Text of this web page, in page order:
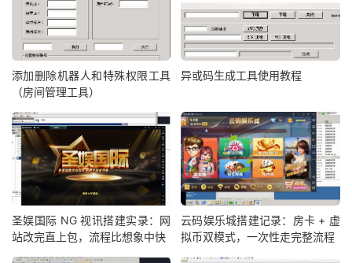
添加删除机器人和特殊权限工具
（房间管理工具）
异或码生成工具使用教程
圣娱国际 NG 视讯搭建实录：网
站改完直上包，流程比想象中快
云码娱乐城搭建记录：房卡 + 虚
拟币双模式，一次性走完整流程